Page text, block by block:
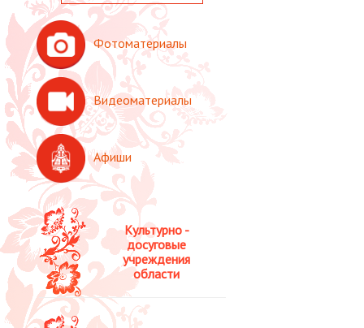
Культурно -
досуговые
учреждения
области
Фотоматериалы
Видеоматериалы
Афиши